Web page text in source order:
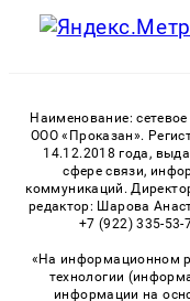
Наименование: сетевое
ООО «Проказан».
14.12.2018 года,
сфере связи,
коммуникаций.
редактор: Шарова
+7 (922) 335-53-
«На информационном
технологии
информации на